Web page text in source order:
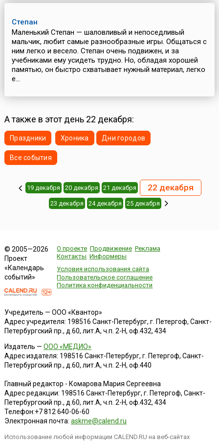
Степан
Маленький Степан — шаловливый и непоседливый
мальчик, любит самые разнообразные игры. Общаться с
ним легко и весело. Степан очень подвижен, и за
учебниками ему усидеть трудно. Но, обладая хорошей
памятью, он быстро схватывает нужный материал, легко
е...
А также в этот день 22 декабря:
Праздники Хроника Дни городов
Все события
19 декабря 20 декабря 21 декабря 22 декабря
23 декабря 24 декабря 25 декабря
© 2005—2026
Проект
«Календарь
событий»
О проекте Продвижение Реклама
Контакты Информеры
Условия использования сайта
Пользовательское соглашение
Политика конфиденциальности
Учредитель — ООО «Квантор»
Адрес учредителя: 198516 Санкт-Петербург, г. Петергоф, Санкт-
Петербургский пр., д.60, лит.А, ч.п. 2-Н, оф.432, 434
Издатель — ООО «МЕДИО»
Адрес издателя: 198516 Санкт-Петербург, г. Петергоф, Санкт-
Петербургский пр., д.60, лит.А, ч.п. 2-Н, оф.440
Главный редактор - Комарова Мария Сергеевна
Адрес редакции: 198516 Санкт-Петербург, г. Петергоф, Санкт-
Петербургский пр., д.60, лит.А, ч.п. 2-Н, оф.432, 434
Телефон:+7 812 640-06-60
Электронная почта: askme@calend.ru
Использование любой информации CALEND.RU на веб-сайтах